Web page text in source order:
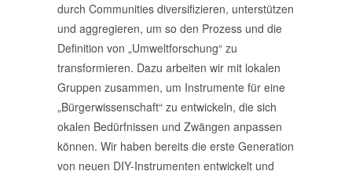
durch Communities diversifizieren, unterstützen
und aggregieren, um so den Prozess und die
Definition von „Umweltforschung“ zu
transformieren. Dazu arbeiten wir mit lokalen
Gruppen zusammen, um Instrumente für eine
„Bürgerwissenschaft“ zu entwickeln, die sich
okalen Bedürfnissen und Zwängen anpassen
können. Wir haben bereits die erste Generation
von neuen DIY-Instrumenten entwickelt und